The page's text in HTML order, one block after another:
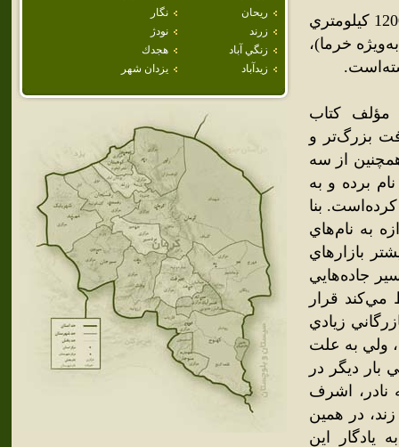
ريحان
نگار
زرند
نودژ
زنگي آباد
هجدك
زيدآباد
يزدان شهر
بم يکي از شهرهاي تاريخي استان کرمان است که به فاصله تقريبي 1200 کيلومتري
خرما)،
مؤلف کتاب
بزرگ‌تر و
از سه
برده و به
بنا
به نام‌هاي
بازارهاي
جاده‌هايي
مي‌کند قرار
زيادي
درآمد، ولي به علت
بار ديگر در
و اين وضع تا سال 1143 ه.ق که نادر، اشرف
ه.ق، لطفعلي‌خان زند، در همين
اين